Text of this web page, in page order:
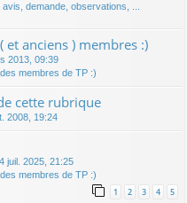
demande, observations, ...
anciens ) membres :)
2013, 09:39
membres de TP :)
cette rubrique
2008, 19:24
juil. 2025, 21:25
membres de TP :)
1 2 3 4 5